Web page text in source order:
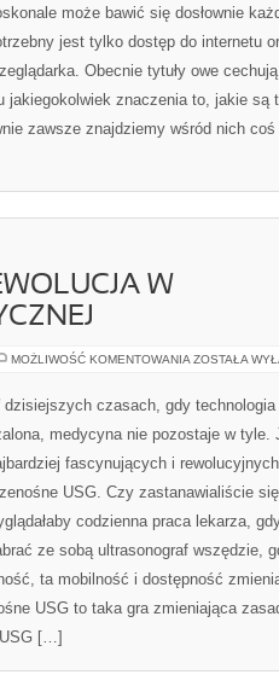
może bawić się dosłownie
jest tylko dostęp do internetu
Obecnie tytuły owe
jakiegokolwiek znaczenia to, jakie są
zawsze znajdziemy wśród nich
W
MOŻLIWOŚĆ KOMENTOWANIA PRZENOŚNE
W
DIAGNOSTYCE
ZOSTAŁA
dzisiejszych czasach, gdy
medycyna nie pozostaje w tyle.
fascynujących i
USG. Czy zastanawialiście
codzienna praca lekarza,
ze sobą ultrasonograf wszędzie,
ta mobilność i dostępność
USG to taka gra zmieniająca
[…]